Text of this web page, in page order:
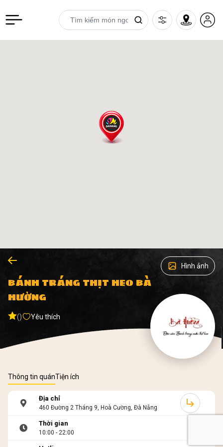
Hình ảnh
BÁNH TRÁNG THỊT HEO BÀ
HƯỜNG
() Yêu thích
Thông tin quánTiện ích
Địa chỉ
460 Đường 2 Tháng 9, Hoà Cường, Đà Nẵng
Thời gian
10:00 - 22:00